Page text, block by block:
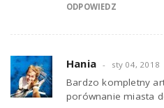
ODPOWIEDZ
Hania sty 04, 2018
Bardzo kompletny
porównanie miasta